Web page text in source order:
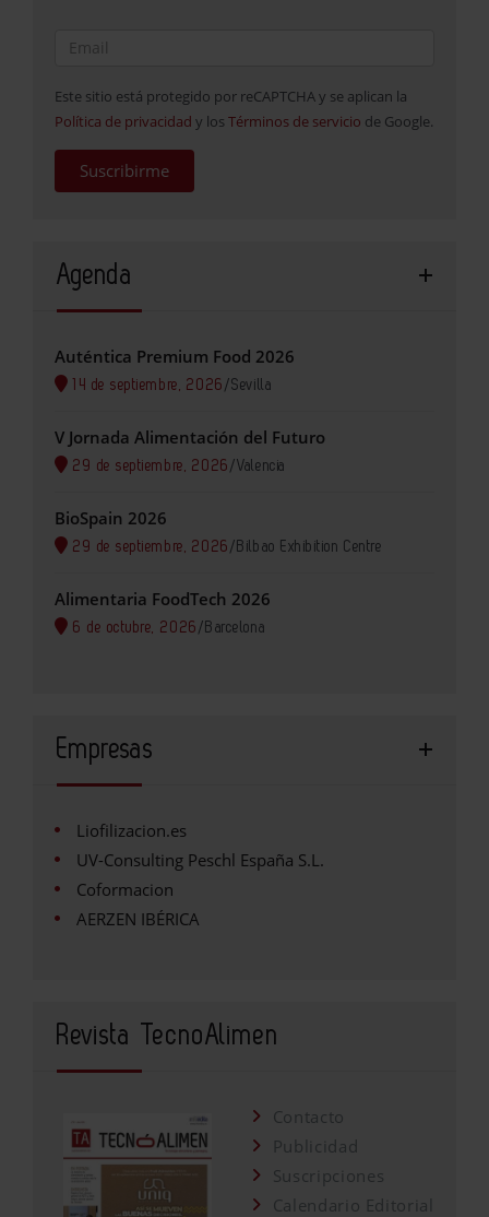
Este sitio está protegido por reCAPTCHA y se aplican la
Política de privacidad y los Términos de servicio de Google.
Suscribirme
Agenda
Auténtica Premium Food 2026
14 de septiembre, 2026 /Sevilla
V Jornada Alimentación del Futuro
29 de septiembre, 2026 /Valencia
BioSpain 2026
29 de septiembre, 2026 / Bilbao Exhibition Centre
Alimentaria FoodTech 2026
6 de octubre, 2026 / Barcelona
Empresas
Liofilizacion.es
UV-Consulting Peschl España S.L.
Coformacion
AERZEN IBÉRICA
Revista TecnoAlimen
Contacto
Publicidad
Suscripciones
Calendario Editorial